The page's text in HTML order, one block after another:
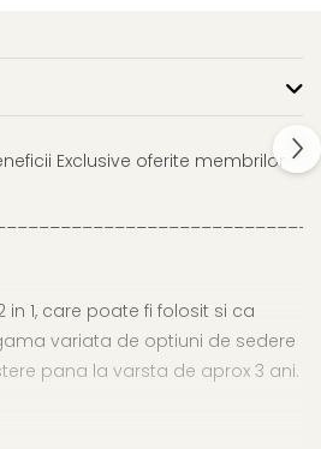
Exclusive oferite membrilor
1, care poate fi folosit si ca
variata de optiuni de sedere
pana la varsta de aprox 3 ani.